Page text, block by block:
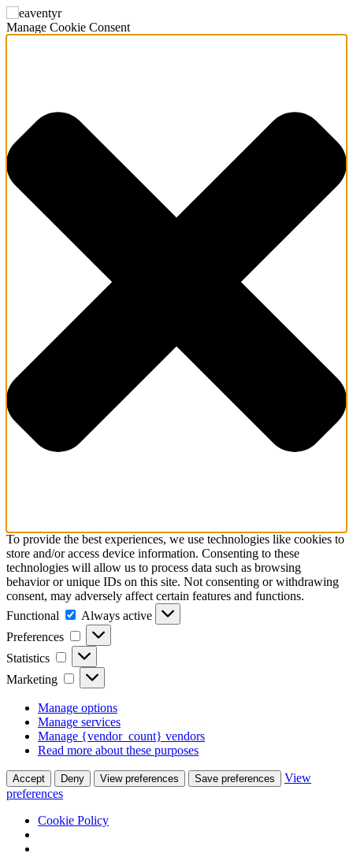
Manage Cookie Consent
To provide the best experiences, we use technologies like cookies to
store and/or access device information. Consenting to these
technologies will allow us to process data such as browsing
behavior or unique IDs on this site. Not consenting or withdrawing
consent, may adversely affect certain features and functions.
Functional
Functional
Always active
Preferences
Preferences
Statistics Statistics
Marketing Marketing
Manage options
Manage services
Manage {vendor_count} vendors
Read more about these purposes
Accept Deny View preferences Save preferences
View
preferences
Cookie Policy